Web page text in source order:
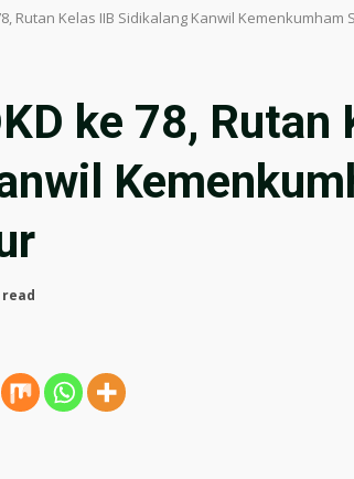
Rutan Kelas IIB Sidikalang Kanwil Kemenkumham
ke 78, Rutan